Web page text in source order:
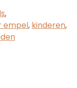
,
empel, kinderen,